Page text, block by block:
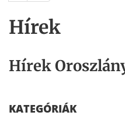
Hírek
Hírek
KATEGÓRIÁK